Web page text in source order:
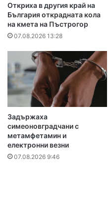
Откриха в другия край на
България открадната кола
на кмета на Пъстрогор
07.08.2026 13:28
Задържаха
симеоновградчани с
метамфетамин и
електронни везни
07.08.2026 9:46